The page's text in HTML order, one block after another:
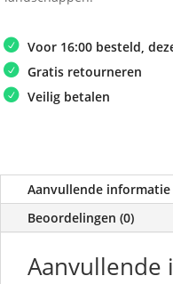
Voor 16:00 besteld,
Gratis retourneren
Veilig betalen
Aanvullende informatie
Beoordelingen (0)
Aanvullende